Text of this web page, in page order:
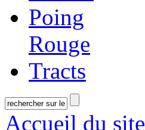
Poing
Rouge
Tracts
Accueil du site